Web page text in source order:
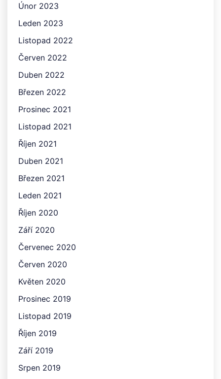
Únor 2023
Leden 2023
Listopad 2022
Červen 2022
Duben 2022
Březen 2022
Prosinec 2021
Listopad 2021
Říjen 2021
Duben 2021
Březen 2021
Leden 2021
Říjen 2020
Září 2020
Červenec 2020
Červen 2020
Květen 2020
Prosinec 2019
Listopad 2019
Říjen 2019
Září 2019
Srpen 2019